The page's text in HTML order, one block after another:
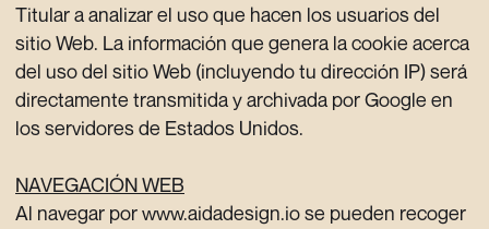
Titular a analizar el uso que hacen los usuarios del
sitio Web. La información que genera la cookie acerca
del uso del sitio Web (incluyendo tu dirección IP) será
directamente transmitida y archivada por Google en
los servidores de Estados Unidos.
NAVEGACIÓN WEB
Al navegar por www.aidadesign.io se pueden recoger